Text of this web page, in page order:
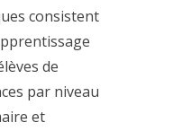
consistent
de
par niveau
et